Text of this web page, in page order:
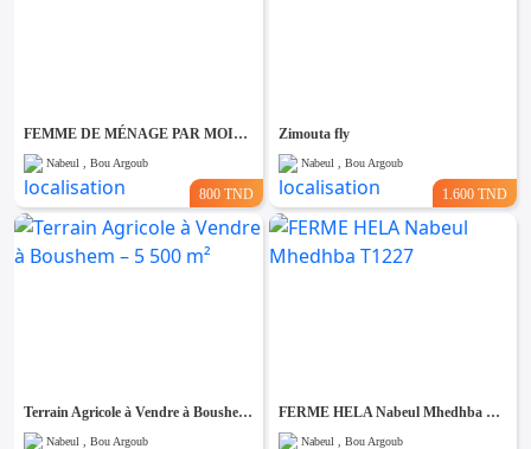
FEMME DE MÉNAGE PAR MOIS A BOU ARGOUB
Nabeul , Bou Argoub
800 TND
Zimouta fly
Nabeul , Bou Argoub
1.600 TND
Terrain Agricole à Vendre à Boushem – 5 500 m²
Nabeul , Bou Argoub
FERME HELA Nabeul Mhedhba T1227
Nabeul , Bou Argoub